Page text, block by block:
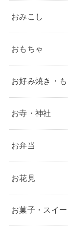
おみこし
おもちゃ
お好み焼き・
お寺・神社
お弁当
お花見
お菓子・スイ